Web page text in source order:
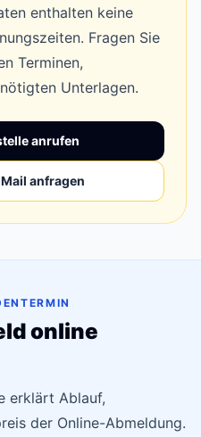
enthalten keine
Fragen Sie
Terminen,
Unterlagen.
anrufen
anfragen
online
erklärt Ablauf,
der Online-Abmeldung.